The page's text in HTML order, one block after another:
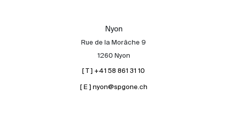
Nyon
Rue de la Morâche 9
1260 Nyon
[ T ] +41 58 861 31 10
[ E ] nyon@spgone.ch